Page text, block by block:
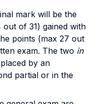
mark will be the
of 31) gained with
points (max 27 out
exam. The two in
by an
partial or in the